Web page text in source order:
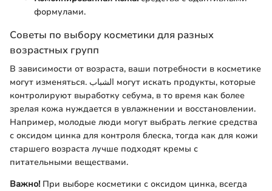
формулами.
Советы по выбору косметики для разных
возрастных групп
В зависимости от возраста, ваши потребности в косметике
могут изменяться. الشباب могут искать продукты, которые
контролируют выработку себума, в то время как более
зрелая кожа нуждается в увлажнении и восстановлении.
Например, молодые люди могут выбрать легкие средства
с оксидом цинка для контроля блеска, тогда как для кожи
старшего возраста лучше подходят кремы с
питательными веществами.
Важно! При выборе косметики с оксидом цинка, всегда